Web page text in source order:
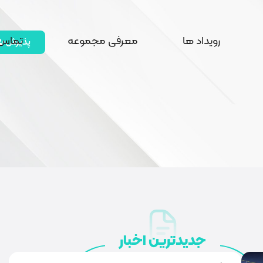
رویداد ها معرفی مجموعه پذیرش
جدیدترین اخبار